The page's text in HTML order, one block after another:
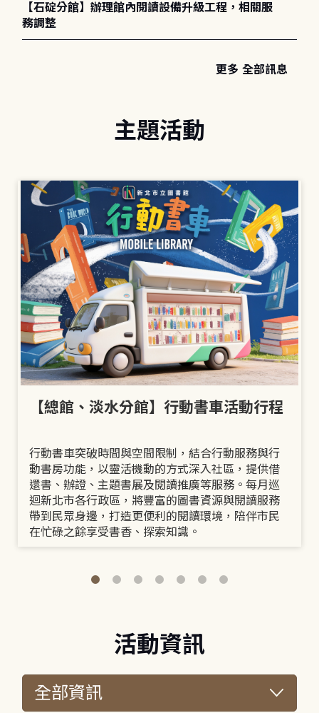
【石碇分館】辦理館內閱讀設備升級工程，相關服
務調整
更多 全部訊息
主題活動
【總館、淡水分館】行動書車活動行程
行動書車突破時間與空間限制，結合行動服務與行
動書房功能，以靈活機動的方式深入社區，提供借
還書、辦證、主題書展及閱讀推廣等服務。每月巡
迴新北市各行政區，將豐富的圖書資源與閱讀服務
帶到民眾身邊，打造更便利的閱讀環境，陪伴市民
在忙碌之餘享受書香、探索知識。
活動資訊